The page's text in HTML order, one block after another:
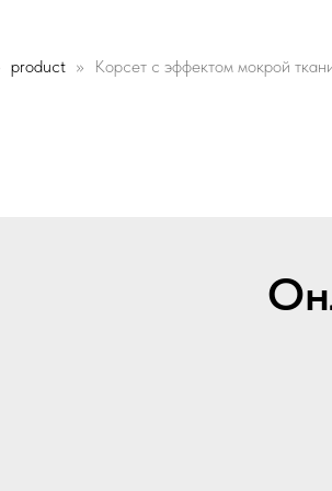
product Корсет с эффектом мокрой